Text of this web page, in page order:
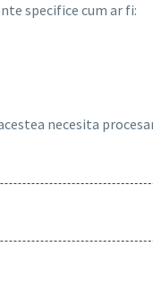
specifice cum ar fi:
necesita